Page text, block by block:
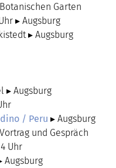
Garten
▸ Augsburg
▸ Augsburg
▸ Augsburg
/ Peru ▸ Augsburg
und Gespräch
Uhr
Augsburg